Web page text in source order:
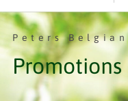
Peters
Promotions